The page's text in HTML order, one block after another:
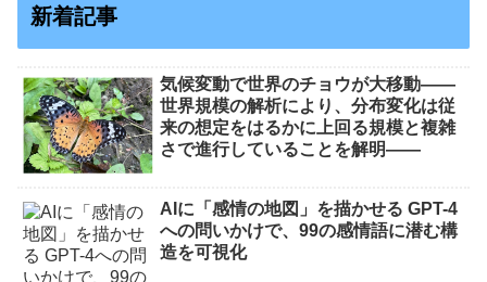
新着記事
気候変動で世界のチョウが大移動――
世界規模の解析により、分布変化は従
来の想定をはるかに上回る規模と複雑
さで進行していることを解明――
AIに「感情の地図」を描かせる GPT-4
への問いかけで、99の感情語に潜む構
造を可視化